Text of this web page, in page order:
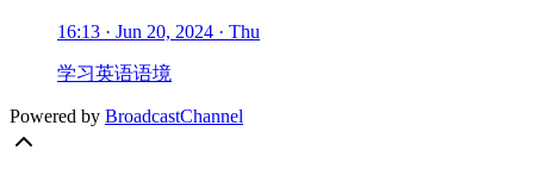
16:13 · Jun 20, 2024 · Thu
学习英语语境
Powered by BroadcastChannel